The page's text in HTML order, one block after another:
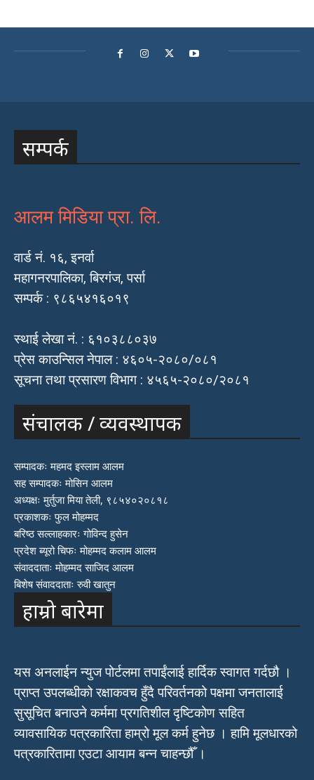
सम्पर्क
आलम मिडिया प्रा. लि.
वार्ड नं. १६, इनर्वा
महागनरपालिका, बिरगंज, पर्सा
सम्पर्क : ९८६५४१६०१९
स्थाई लेखा नं. : ६१०३८८०३७
प्रेस काउन्सिल नेपाल : ४६०५-२०८०/०८१
सूचना तथा प्रसारण विभाग : ४५६५-२०८०/२०८१
संचालक / व्यवस्थापक
सम्पादकः महमद इस्लाम आलम
सह सम्पादकः मोसिन आलम
अध्यक्षः मुर्तुजा मिया तेली, ९८५४०२०८१८
प्रकाशकः फुल मोहम्मद
बरिष्ठ सल्लाहकारः गोविन्द हुसेन
प्रदेश ब्यूरो चिफः मोहम्मद कलाम आलम
संवाददाताः मोहम्मद साजिद आलम
बिशेष संवाददाताः रुवी खातुन
हाम्रो बारेमा
यस अनलाईन न्युज पोर्टलमा तपाईंलाई हार्दिक स्वागत गर्दछौ ।
प्राप्त उपलब्धीको रक्षाकवच हुँदै परिवर्तनको पक्षमा जनतालाई
सुसूचित बनाउने कर्ममा प्रगतिशील दृष्टिकोण सहित
व्यावसायिक पत्रकारिता हाम्रो मूल कर्म हुनेछ । हामि मूलधारको
पत्रकारितामा एउटा आयाम बन्न चाहन्छौँ ।